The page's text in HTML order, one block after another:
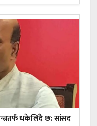
धकेलिँदै छ: सांसद